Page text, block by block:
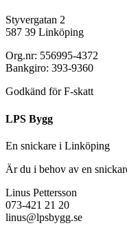
Styvergatan 2
587 39 Linköping
Org.nr: 556995-4372
Bankgiro: 393-9360
Godkänd för F-skatt
LPS Bygg
En snickare i Linköping
Är du i behov av en
Linus Pettersson
073-421 21 20
linus@lpsbygg.se